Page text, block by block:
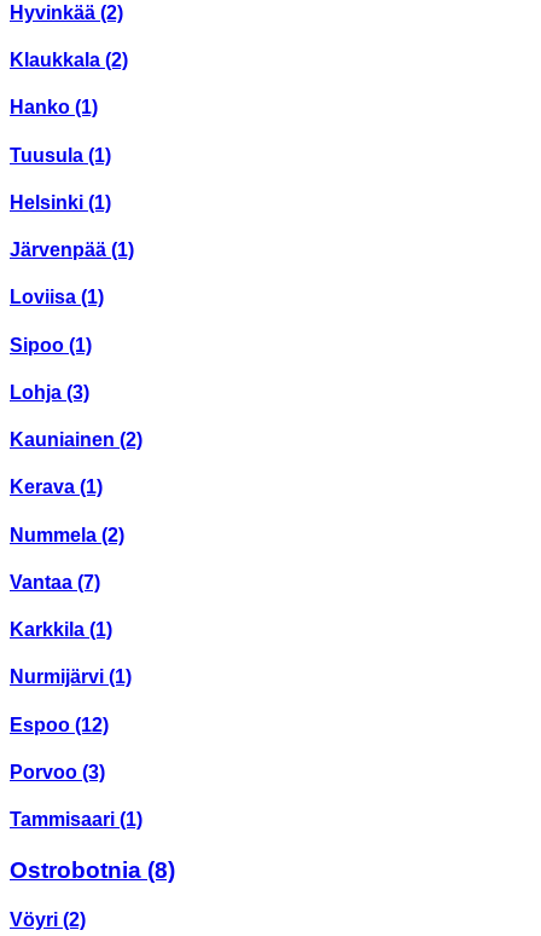
Hyvinkää (2)
Klaukkala (2)
Hanko (1)
Tuusula (1)
Helsinki (1)
Järvenpää (1)
Loviisa (1)
Sipoo (1)
Lohja (3)
Kauniainen (2)
Kerava (1)
Nummela (2)
Vantaa (7)
Karkkila (1)
Nurmijärvi (1)
Espoo (12)
Porvoo (3)
Tammisaari (1)
Ostrobotnia (8)
Vöyri (2)